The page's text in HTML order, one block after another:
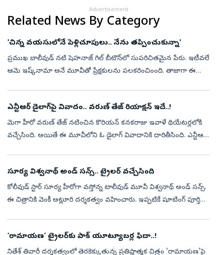
Advertisement
Related News By Category
'చిన్న వయసులోనే పెళ్లిచూపులు.. నేను తప్పించుకున్నా'
ప్రముఖ బాలీవుడ్ నటి షెహనాజ్ గిల్‌ బీటౌన్‌లో సుపరిచితమైన పేరు. ఇటీవలే
ఆమె ఇష్క్‌నామా అనే మూవీతో ప్రేక్షకులను పలకరించింంది. తాజాగా ఈ
ఎన్టీఆర్ డైలాగ్‌పై వివాదం.. వరుణ్ తేజ్ రియాక్షన్‌ ఇదే..!
మెగా హీరో వరుణ్ తేజ్ నటించిన కొరియన్ కనకరాజు ఇవాళే థియేటర్లలోకి
వచ్చేసింది. అయితే ఈ మూవీలోని ఓ డైలాగ్ వివాదానికి దారితీసింది. ఎన్టీఆర్
సూర్య విశ్వనాథ్ అండ్ సన్స్.. ట్రైలర్ వచ్చేసింది
కోలీవుడ్ స్టార్ సూర్య హీరోగా వస్తోన్న టాలీవుడ్ మూవీ విశ్వనాథ్ అండ్ సన్స్.
ఈ చిత్రానికి వెంకీ అట్లూరి దర్శకత్వం వహించారు. ఇప్పటికే షూటింగ్ పూర్తి
‘రామాయణ’ ట్రైలర్‌కు పాక్‌ యూట్యూబర్ల ఫిదా..!
నితేశ్‌ తివారీ దర్శకత్వంలో తెరకెక్కుతున్న ప్రతిష్ఠాత్మక చిత్రం ‘రామాయణ’పై